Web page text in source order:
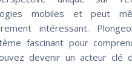
mobiles et peut
intéressant.
fascinant pour
devenir un acteur clé